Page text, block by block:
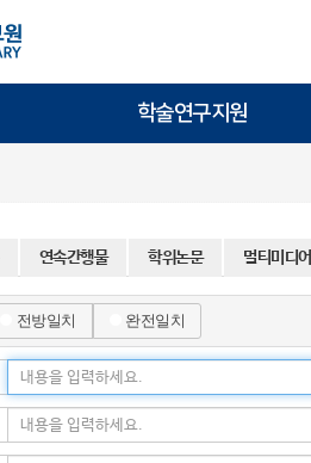
학술연구지원
연속간행물 학위논문 멀티미디어
전방일치 완전일치